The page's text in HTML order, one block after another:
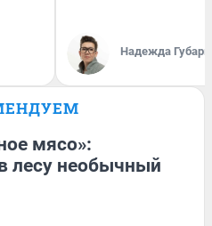
Надежда Губарь
мясо»:
лесу необычный